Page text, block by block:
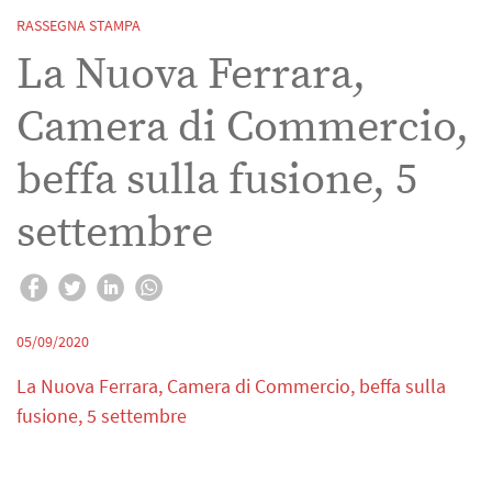
RASSEGNA STAMPA
La Nuova Ferrara,
Camera di Commercio,
beffa sulla fusione, 5
settembre
05/09/2020
La Nuova Ferrara, Camera di Commercio, beffa sulla
fusione, 5 settembre